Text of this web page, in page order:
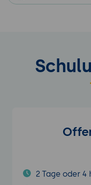
2 Tage oder 4